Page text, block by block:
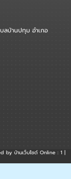
ลบ้านปทุม อำเภอ
by บ้านเว็บไซต์ Online : 1 |